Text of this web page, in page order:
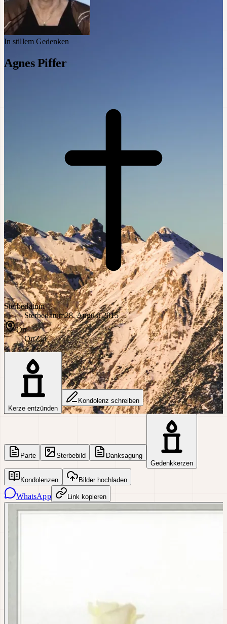
In stillem Gedenken
Agnes Piffer
Sterbedatum
Sterbedatum28. August 2015
Ort
OrtZirl
Kerze entzünden
Kondolenz schreiben
Parte Sterbebild
Danksagung
Gedenkkerzen
Kondolenzen Bilder hochladen
WhatsApp Link kopieren